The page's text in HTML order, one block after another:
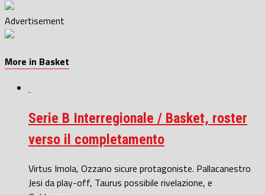
Advertisement
More in Basket
Serie B Interregionale / Basket, roster
verso il completamento
Virtus Imola, Ozzano sicure protagoniste. Pallacanestro
Jesi da play-off, Taurus possibile rivelazione, e